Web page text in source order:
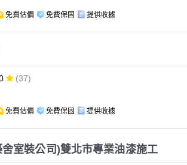
免費估價 免費保固 提供收據
(37)
免費估價 免費保固 提供收據
室裝公司)雙北市專業油漆施工